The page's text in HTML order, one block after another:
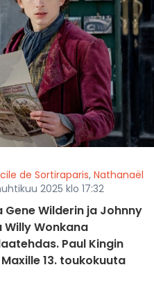
de Sortiraparis, Nathanaël
2025 klo 17:32
Wilderin ja Johnny
Wonkana
Paul Kingin
13. toukokuuta